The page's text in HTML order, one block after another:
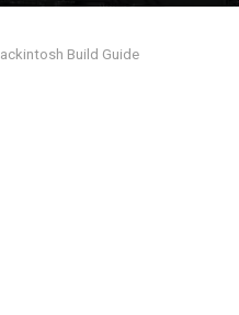
Build Guide